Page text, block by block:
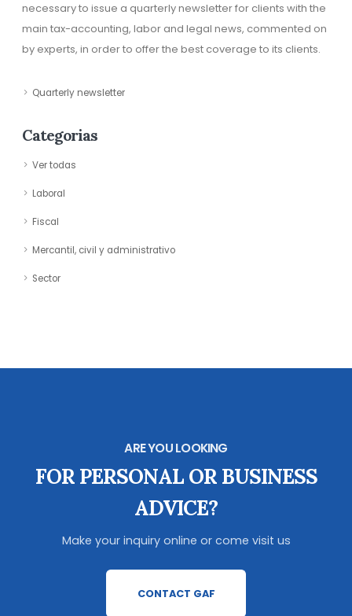
necessary to issue a quarterly newsletter for clients with the
main tax-accounting, labor and legal news, commented on
by experts, in order to offer the best coverage to its clients.
Quarterly newsletter
Categorias
Ver todas
Laboral
Fiscal
Mercantil, civil y administrativo
Sector
ARE YOU LOOKING
FOR PERSONAL OR BUSINESS
ADVICE?
Make your inquiry online or come visit us
CONTACT GAF